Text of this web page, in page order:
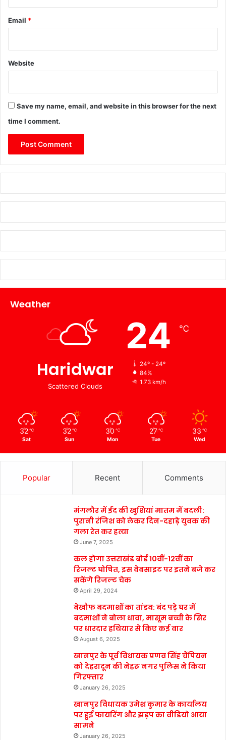
Email *
Website
Save my name, email, and website in this browser for the next
time I comment.
Weather
Haridwar
Scattered Clouds
24 ℃
24º - 24º
84%
1.73 km/h
32 ℃
Sat
32 ℃
Sun
30 ℃
Mon
27 ℃
Tue
33 ℃
Wed
Popular Recent Comments
मंगलौर में ईद की खुशियां मातम में बदली:
पुरानी रंजिश को लेकर दिन-दहाड़े युवक की
गला रेत कर हत्या
June 7, 2025
कल होगा उत्तराखंड बोर्ड 10वीं-12वीं का
रिजल्ट घोषित, इस वेबसाइट पर इतने बजे कर
सकेंगे रिजल्ट चेक
April 29, 2024
बेखौफ बदमाशों का तांडव: बंद पड़े घर में
बदमाशों ने बोला धावा, मासूम बच्ची के सिर
पर धारदार हथियार से किए कई वार
August 6, 2025
खानपुर के पूर्व विधायक प्रणव सिंह चैंपियन
को देहरादून की नेहरू नगर पुलिस ने किया
गिरफ्तार
January 26, 2025
खानपुर विधायक उमेश कुमार के कार्यालय
पर हुई फायरिंग और झड़प का वीडियो आया
सामने
January 26, 2025